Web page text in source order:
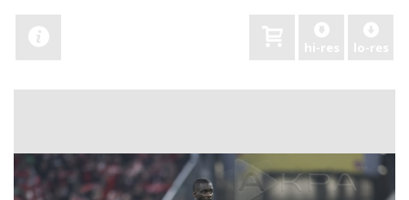
hi-res lo-res